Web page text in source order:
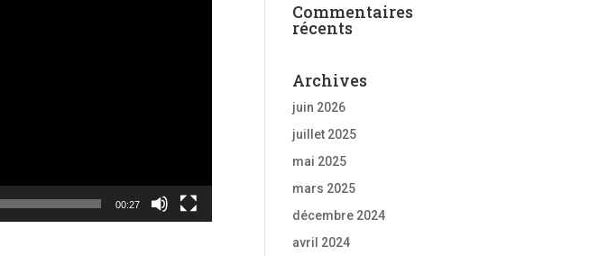
00:27
Commentaires
récents
Archives
juin 2026
juillet 2025
mai 2025
mars 2025
décembre 2024
avril 2024